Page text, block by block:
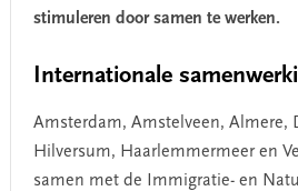
stimuleren door samen te werken.
Internationale
Amsterdam, Amstelveen, Almere,
Hilversum, Haarlemmermeer en
samen met de Immigratie- en